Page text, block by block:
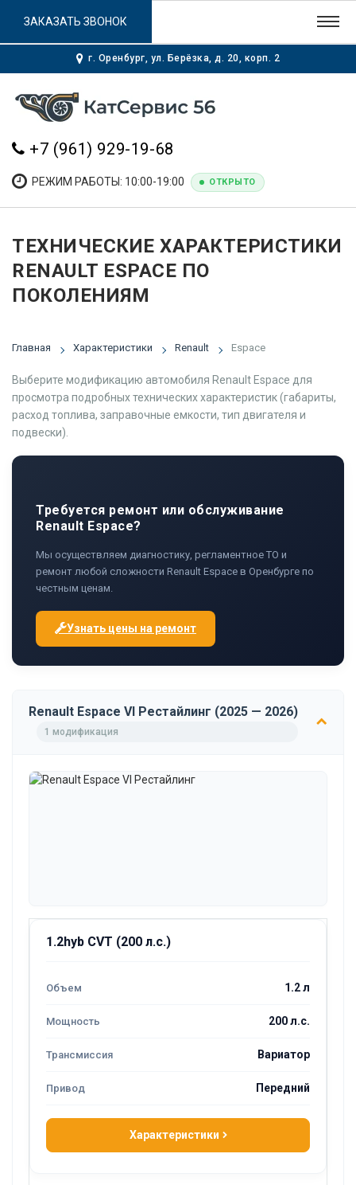
г. Оренбург, ул. Берёзка, д. 20, корп. 2
+7 (961) 929-19-68
РЕЖИМ РАБОТЫ: 10:00-19:00 ОТКРЫТО
ЗАКАЗАТЬ ЗВОНОК
ТЕХНИЧЕСКИЕ ХАРАКТЕРИСТИКИ
RENAULT ESPACE ПО
ПОКОЛЕНИЯМ
Главная Характеристики Renault Espace
Выберите модификацию автомобиля Renault Espace для
просмотра подробных технических характеристик (габариты,
расход топлива, заправочные емкости, тип двигателя и
подвески).
Требуется ремонт или обслуживание
Renault Espace?
Мы осуществляем диагностику, регламентное ТО и
ремонт любой сложности Renault Espace в Оренбурге по
честным ценам.
Узнать цены на ремонт
Renault Espace VI Рестайлинг (2025 — 2026)
1 модификация
1.2hyb CVT (200 л.с.)
1.2 л
200 л.с.
Вариатор
Передний
Характеристики